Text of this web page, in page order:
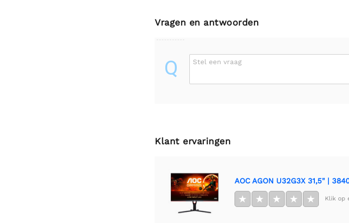
Vragen en antwoorden
Q Stel een vraag
Klant ervaringen
AOC AGON U32G3X 31,5" |
★ ★ ★ ★ ★ Klik op